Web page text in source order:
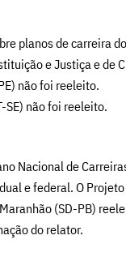
planos de carreira
e Justiça e de
não foi reeleito.
SE) não foi reeleito.
Nacional de
e federal. O
(SD-PB)
do relator.